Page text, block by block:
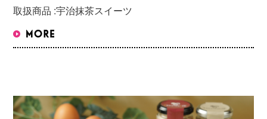
取扱商品 :宇治抹茶スイーツ